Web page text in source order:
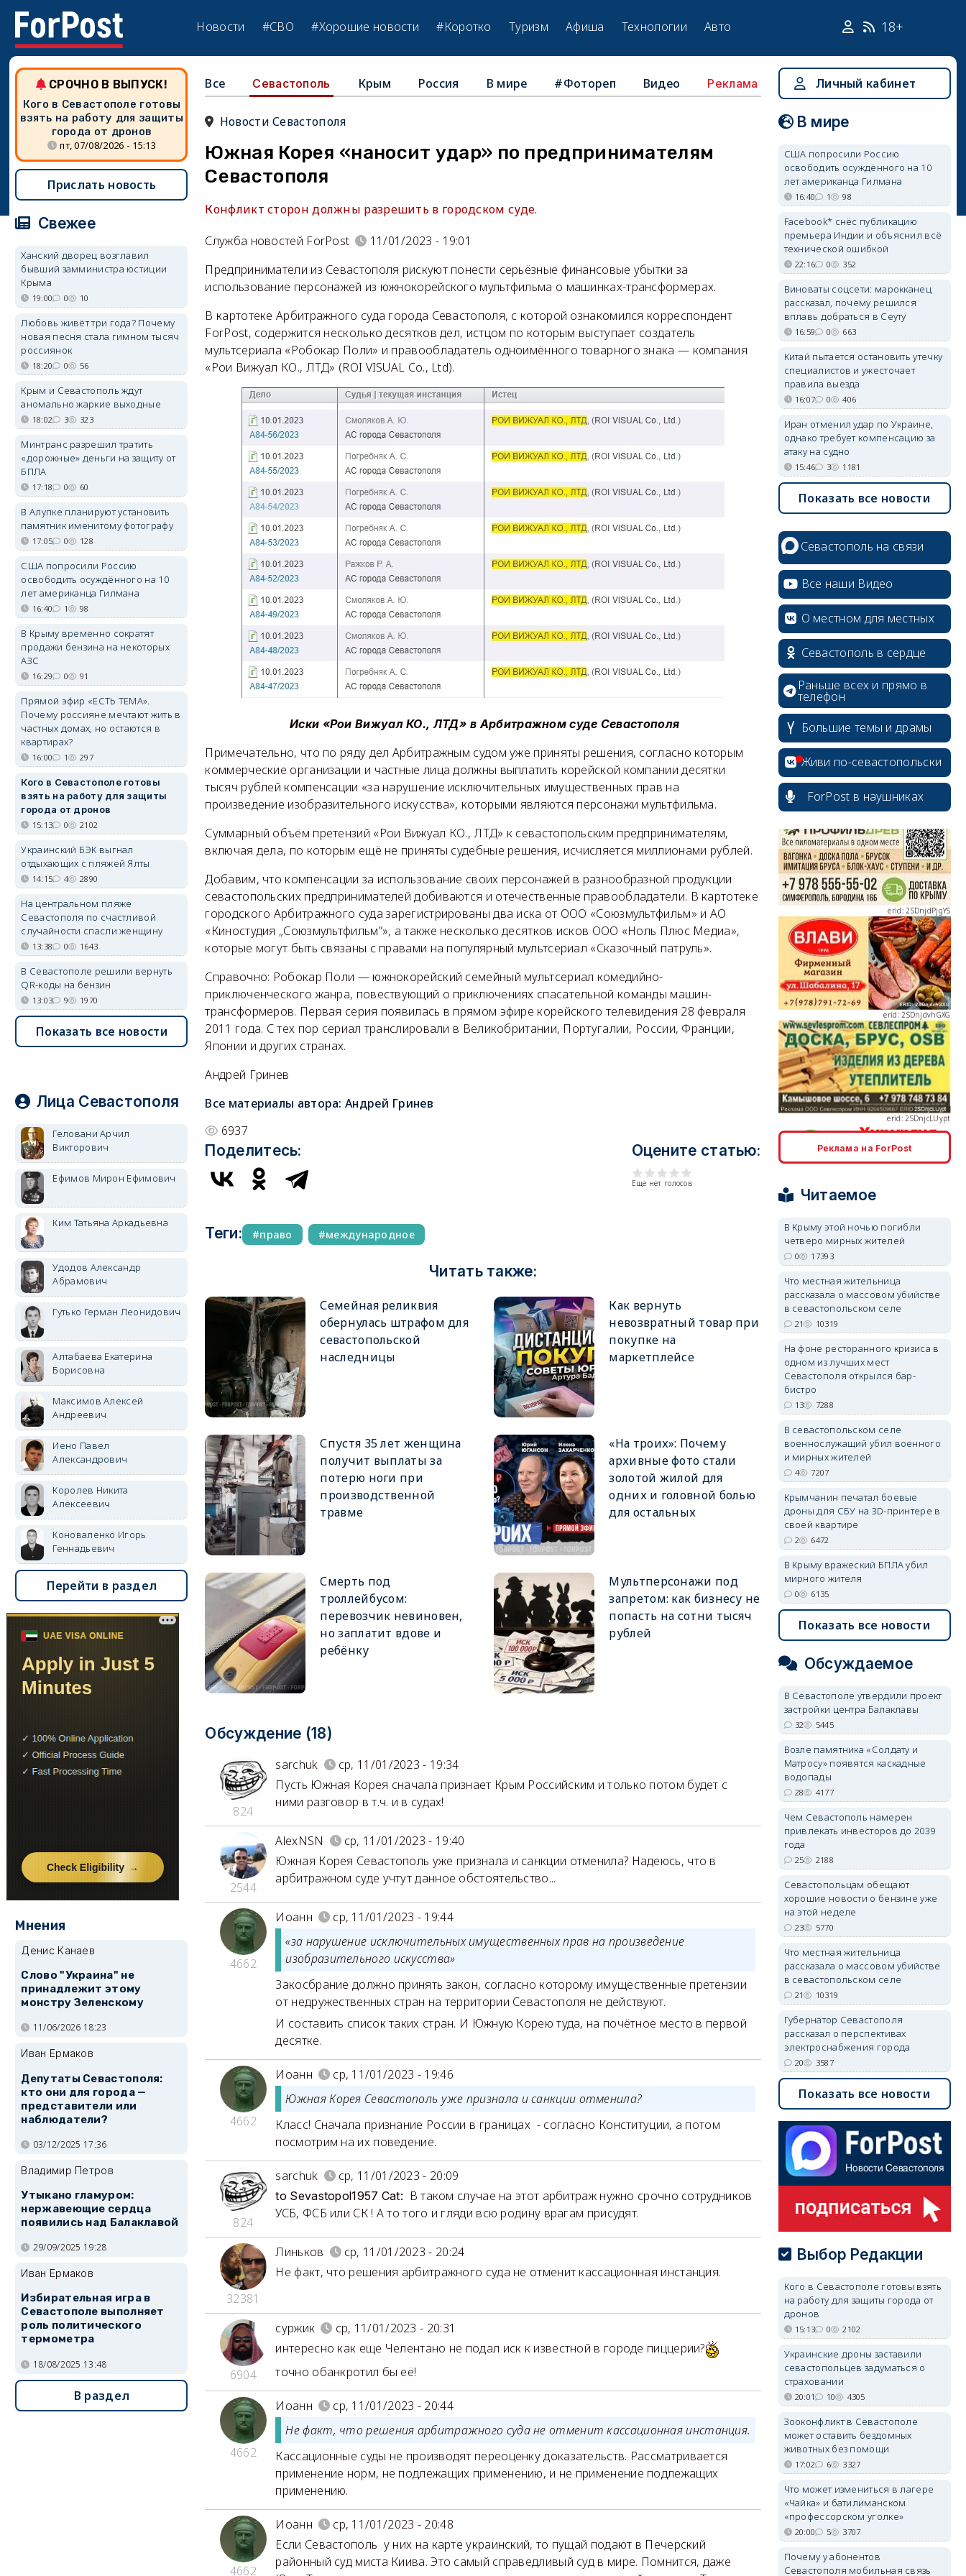
Новости #СВО #Хорошие новости #Коротко Туризм Афиша Технологии Авто 18+
Все Севастополь Крым Россия В мире #Фотореп Видео Реклама
Новости Севастополя
Южная Корея «наносит удар» по предпринимателям
Севастополя
Конфликт сторон должны разрешить в городском суде.
Служба новостей ForPost
11/01/2023 - 19:01
Предприниматели из Севастополя рискуют понести серьёзные финансовые убытки за
использование персонажей из южнокорейского мультфильма о машинках-трансформерах.
В картотеке Арбитражного суда города Севастополя, с которой ознакомился корреспондент
ForPost, содержится несколько десятков дел, истцом по которым выступает создатель
мультсериала «Робокар Поли» и правообладатель одноимённого товарного знака — компания
«Рои Вижуал КО., ЛТД» (ROI VISUAL Co., Ltd).
Иски «Рои Вижуал КО., ЛТД» в Арбитражном суде Севастополя
Примечательно, что по ряду дел Арбитражным судом уже приняты решения, согласно которым
коммерческие организации и частные лица должны выплатить корейской компании десятки
тысяч рублей компенсации «за нарушение исключительных имущественных прав на
произведение изобразительного искусства», которыми являются персонажи мультфильма.
Суммарный объём претензий «Рои Вижуал КО., ЛТД» к севастопольским предпринимателям,
включая дела, по которым ещё не приняты судебные решения, исчисляется миллионами рублей.
Добавим, что компенсации за использование своих персонажей в разнообразной продукции
севастопольских предпринимателей добиваются и отечественные правообладатели. В картотеке
городского Арбитражного суда зарегистрированы два иска от ООО «Союзмультфильм» и АО
«Киностудия „Союзмультфильм”», а также несколько десятков исков ООО «Ноль Плюс Медиа»,
которые могут быть связаны с правами на популярный мультсериал «Сказочный патруль».
Справочно: Робокар Поли — южнокорейский семейный мультсериал комедийно-
приключенческого жанра, повествующий о приключениях спасательной команды машин-
трансформеров. Первая серия появилась в прямом эфире корейского телевидения 28 февраля
2011 года. С тех пор сериал транслировали в Великобритании, Португалии, России, Франции,
Японии и других странах.
Андрей Гринев
Все материалы автора:Андрей Гринев
6937
Поделитесь: Оцените статью:
Еще нет голосов
Теги: право международное
Читать также:
Семейная реликвия
обернулась штрафом для
севастопольской
наследницы
Как вернуть
невозвратный товар при
покупке на
маркетплейсе
Спустя 35 лет женщина
получит выплаты за
потерю ноги при
производственной
травме
«На троих»: Почему
архивные фото стали
золотой жилой для
одних и головной болью
для остальных
Смерть под
троллейбусом:
перевозчик невиновен,
но заплатит вдове и
ребёнку
Мультперсонажи под
запретом: как бизнесу не
попасть на сотни тысяч
рублей
Обсуждение (18)
824
sarchuk
ср, 11/01/2023 - 19:34
Пусть Южная Корея сначала признает Крым Российским и только потом будет с
ними разговор в т.ч. и в судах!
2544
AlexNSN
ср, 11/01/2023 - 19:40
Южная Корея Севастополь уже признала и санкции отменила? Надеюсь, что в
арбитражном суде учтут данное обстоятельство...
4662
Иоанн
ср, 11/01/2023 - 19:44
«за нарушение исключительных имущественных прав на произведение
изобразительного искусства»
Закосбрание должно принять закон, согласно которому имущественные претензии
от недружественных стран на территории Севастополя не действуют.
И составить список таких стран. И Южную Корею туда, на почётное место в первой
десятке.
4662
Иоанн
ср, 11/01/2023 - 19:46
Южная Корея Севастополь уже признала и санкции отменила?
Класс! Сначала признание России в границах - согласно Конституции, а потом
посмотрим на их поведение.
824
sarchuk ср, 11/01/2023 - 20:09
to Sevastopol1957 Cat: В таком случае на этот арбитраж нужно срочно сотрудников
УСБ, ФСБ или СК ! А то того и гляди всю родину врагам присудят.
32381
Линьков
ср, 11/01/2023 - 20:24
Не факт, что решения арбитражного суда не отменит кассационная инстанция.
6904
суржик
ср, 11/01/2023 - 20:31
интересно как еще Челентано не подал иск к известной в городе пиццерии?
точно обанкротил бы её!
4662
Иоанн
ср, 11/01/2023 - 20:44
Не факт, что решения арбитражного суда не отменит кассационная инстанция.
Кассационные суды не производят переоценку доказательств. Рассматривается
применение норм, не подлежащих применению, и не применение подлежащих
применению.
4662
Иоанн
ср, 11/01/2023 - 20:48
Если Севастополь у них на карте украинский, то пущай подают в Печерский
районный суд миста Киива. Это самый справедливый суд в мире. Помнится, даже
СРОЧНО В ВЫПУСК!
Кого в Севастополе готовы
взять на работу для защиты
города от дронов
пт, 07/08/2026 - 15:13
Прислать новость
Свежее
Ханский дворец возглавил
бывший замминистра юстиции
Крыма
19:00 0 10
Любовь живёт три года? Почему
новая песня стала гимном тысяч
россиянок
18:20 0 56
Крым и Севастополь ждут
аномально жаркие выходные
18:02 3 323
Минтранс разрешил тратить
«дорожные» деньги на защиту от
БПЛА
17:18 0 60
В Алупке планируют установить
памятник именитому фотографу
17:05 0 128
США попросили Россию
освободить осуждённого на 10
лет американца Гилмана
16:40 1 98
В Крыму временно сократят
продажи бензина на некоторых
АЗС
16:29 0 91
Прямой эфир «ЕСТЬ ТЕМА».
Почему россияне мечтают жить в
частных домах, но остаются в
квартирах?
16:00 1 297
Кого в Севастополе готовы
взять на работу для защиты
города от дронов
15:13 0 2102
Украинский БЭК выгнал
отдыхающих с пляжей Ялты
14:15 4 2890
На центральном пляже
Севастополя по счастливой
случайности спасли женщину
13:38 0 1643
В Севастополе решили вернуть
QR-коды на бензин
13:03 9 1970
Показать все новости
Лица Севастополя
Геловани Арчил
Викторович
Ефимов Мирон Ефимович
Ким Татьяна Аркадьевна
Удодов Александр
Абрамович
Гутько Герман Леонидович
Алтабаева Екатерина
Борисовна
Максимов Алексей
Андреевич
Иено Павел
Александрович
Королев Никита
Алексеевич
Коноваленко Игорь
Геннадьевич
Перейти в раздел
Мнения
Денис Канаев
Слово "Украина" не
принадлежит этому
монстру Зеленскому
11/06/2026 18:23
Иван Ермаков
Депутаты Севастополя:
кто они для города —
представители или
наблюдатели?
03/12/2025 17:36
Владимир Петров
Утыкано гламуром:
нержавеющие сердца
появились над Балаклавой
29/09/2025 19:28
Иван Ермаков
Избирательная игра в
Севастополе выполняет
роль политического
термометра
18/08/2025 13:48
В раздел
Личный кабинет
В мире
США попросили Россию
освободить осуждённого на 10
лет американца Гилмана
16:40 1 98
Facebook* снёс публикацию
премьера Индии и объяснил всё
технической ошибкой
22:16 0 352
Виноваты соцсети: марокканец
рассказал, почему решился
вплавь добраться в Сеуту
16:59 0 663
Китай пытается остановить утечку
специалистов и ужесточает
правила выезда
16:07 0 406
Иран отменил удар по Украине,
однако требует компенсацию за
атаку на судно
15:46 3 1181
Показать все новости
Севастополь на связи
Все наши Видео
О местном для местных
Севастополь в сердце
Раньше всех и прямо в
телефон
Большие темы и драмы
Живи по-севастопольски
ForPost в наушниках
erid: 2SDnjcrDNw6
erid: 2SDnjdPjgYS
erid: 2SDnjdvhGXG
erid: 2SDnjcLUypt
erid: 2SDnjdvhGXG
Реклама на ForPost
Читаемое
В Крыму этой ночью погибли
четверо мирных жителей
0 17393
Что местная жительница
рассказала о массовом убийстве
в севастопольском селе
21 10319
На фоне ресторанного кризиса в
одном из лучших мест
Севастополя открылся бар-
бистро
13 7288
В севастопольском селе
военнослужащий убил военного
и мирных жителей
4 7207
Крымчанин печатал боевые
дроны для СБУ на 3D-принтере в
своей квартире
2 6472
В Крыму вражеский БПЛА убил
мирного жителя
0 6135
Показать все новости
Обсуждаемое
В Севастополе утвердили проект
застройки центра Балаклавы
32 5445
Возле памятника «Солдату и
Матросу» появятся каскадные
водопады
28 4177
Чем Севастополь намерен
привлекать инвесторов до 2039
года
25 2188
Севастопольцам обещают
хорошие новости о бензине уже
на этой неделе
23 5770
Что местная жительница
рассказала о массовом убийстве
в севастопольском селе
21 10319
Губернатор Севастополя
рассказал о перспективах
электроснабжения города
20 3587
Показать все новости
Выбор Редакции
Кого в Севастополе готовы взять
на работу для защиты города от
дронов
15:13 0 2102
Украинские дроны заставили
севастопольцев задуматься о
страховании
20:01 10 4305
Зооконфликт в Севастополе
может оставить бездомных
животных без помощи
17:02 6 3327
Что может измениться в лагере
«Чайка» и батилиманском
«профессорском уголке»
20:00 5 3707
Почему у абонентов
Севастополя мобильная связь